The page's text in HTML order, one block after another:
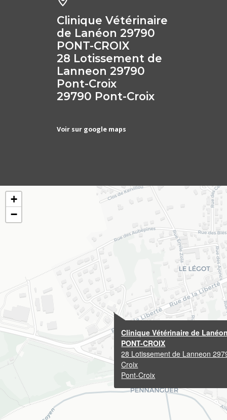
Clinique Vétérinaire
de Lanéon 29790
PONT-CROIX
28 Lotissement de
Lanneon 29790
Pont-Croix
29790 Pont-Croix
Voir sur google maps
Clinique Vétérinaire de
PONT-CROIX
28 Lotissement de Lanneon
Croix
Pont-Croix
+
−